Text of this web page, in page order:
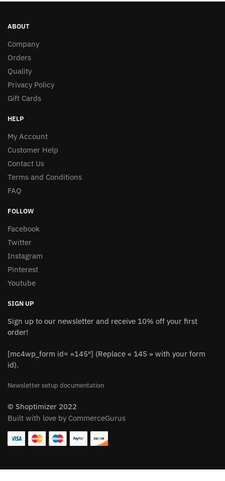
ABOUT
Company
Orders
Quality
Privacy Policy
Gift Cards
HELP
My Account
Customer Help
Contact Us
Terms and Conditions
FAQ
FOLLOW
Facebook
Twitter
Instagram
Pinterest
Youtube
SIGN UP
Sign up to our newsletter and receive 10% off your first
order!
[mc4wp_form id= »145″] (Replace « 145 » with your form
id).
Newsletter setup documentation
© Shoptimizer 2022
Built with love by CommerceGurus